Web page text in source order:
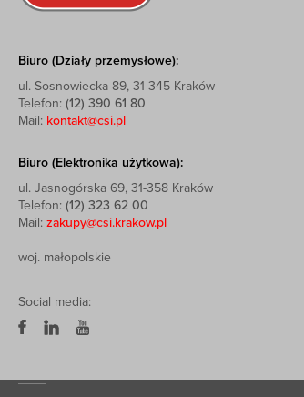
Biuro (Działy przemysłowe):
ul. Sosnowiecka 89, 31-345 Kraków
Telefon: (12) 390 61 80
Mail: kontakt@csi.pl
Biuro (Elektronika użytkowa):
ul. Jasnogórska 69, 31-358 Kraków
Telefon: (12) 323 62 00
Mail: zakupy@csi.krakow.pl
woj. małopolskie
Social media: